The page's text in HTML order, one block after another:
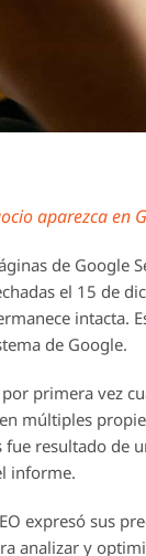
aparezca en
de Google
el 15 de
intacta.
de Google.
primera vez
múltiples
fue resultado de
informe.
expresó sus
analizar y